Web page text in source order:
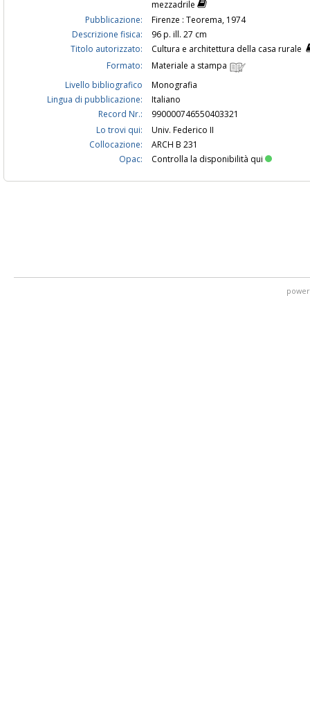
mezzadrile
Pubblicazione:
Firenze : Teorema, 1974
Descrizione fisica:
96 p. ill. 27 cm
Titolo autorizzato:
Cultura e architettura della casa rurale
Formato:
Materiale a stampa
Livello bibliografico
Monografia
Lingua di pubblicazione:
Italiano
Record Nr.:
990000746550403321
Lo trovi qui:
Univ. Federico II
Collocazione:
ARCH B 231
Opac:
Controlla la disponibilità qui